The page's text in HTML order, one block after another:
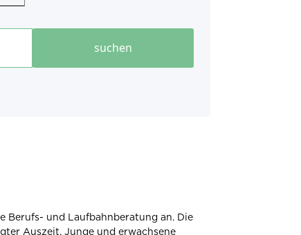
Berufs- und Laufbahnberatung an. Die
Auszeit. Junge und erwachsene